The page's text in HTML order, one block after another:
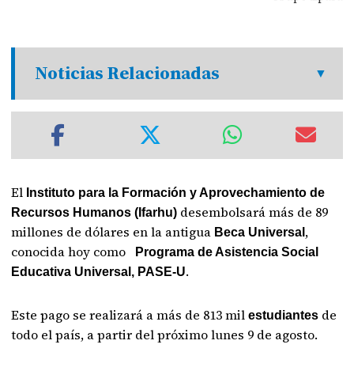
Noticias Relacionadas
El Instituto para la Formación y Aprovechamiento de
Recursos Humanos (Ifarhu) desembolsará más de 89
millones de dólares en la antigua Beca Universal ,
conocida hoy como
Programa de Asistencia Social
Educativa Universal, PASE-U.
Este pago se realizará a más de 813 milestudiantes de
todo el país, a partir del próximo lunes 9 de agosto.